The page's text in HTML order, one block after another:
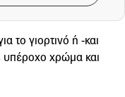
το γιορτινό ή -και
υπέροχο χρώμα και